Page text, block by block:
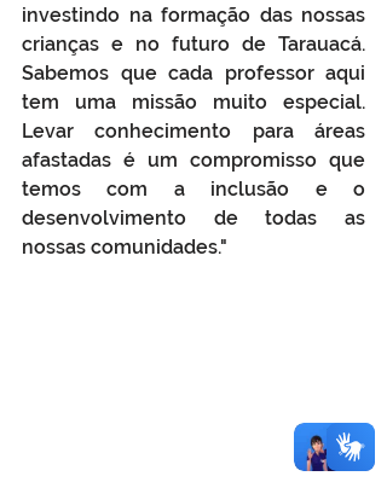
investindo na formação das nossas
crianças e no futuro de Tarauacá.
Sabemos que cada professor aqui
tem uma missão muito especial.
Levar conhecimento para áreas
afastadas é um compromisso que
temos com a inclusão e o
desenvolvimento de todas as
nossas comunidades."